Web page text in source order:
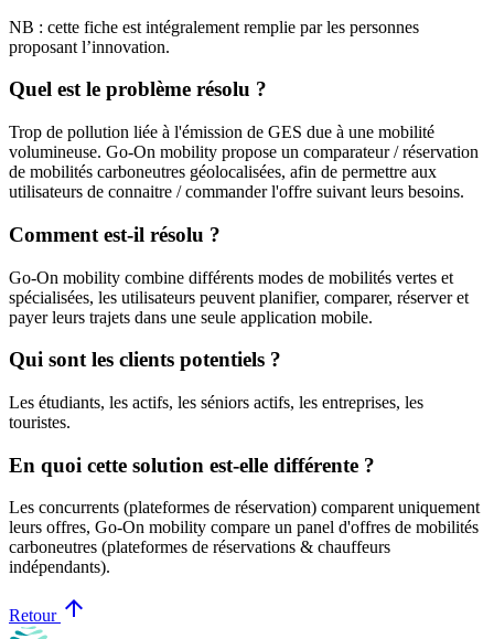
NB : cette fiche est intégralement remplie par les personnes
proposant l’innovation.
Quel est le problème résolu ?
Trop de pollution liée à l'émission de GES due à une mobilité
volumineuse. Go-On mobility propose un comparateur / réservation
de mobilités carboneutres géolocalisées, afin de permettre aux
utilisateurs de connaitre / commander l'offre suivant leurs besoins.
Comment est-il résolu ?
Go-On mobility combine différents modes de mobilités vertes et
spécialisées, les utilisateurs peuvent planifier, comparer, réserver et
payer leurs trajets dans une seule application mobile.
Qui sont les clients potentiels ?
Les étudiants, les actifs, les séniors actifs, les entreprises, les
touristes.
En quoi cette solution est-elle différente ?
Les concurrents (plateformes de réservation) comparent uniquement
leurs offres, Go-On mobility compare un panel d'offres de mobilités
carboneutres (plateformes de réservations & chauffeurs
indépendants).
Retour arrow_upward